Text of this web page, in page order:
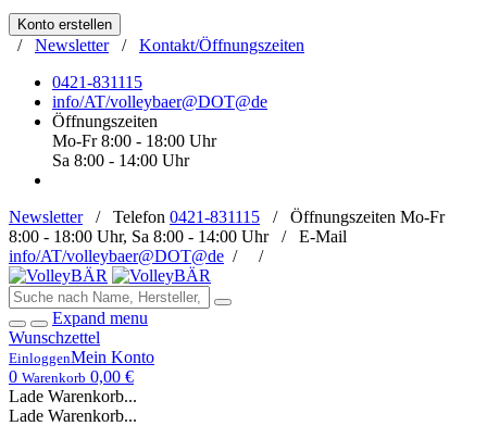
Konto erstellen
/ Newsletter/ Kontakt/Öffnungszeiten
0421-831115
info/AT/volleybaer@DOT@de
Öffnungszeiten
Mo-Fr 8:00 - 18:00 Uhr
Sa 8:00 - 14:00 Uhr
Newsletter/ Telefon 0421-831115 / Öffnungszeiten Mo-Fr
8:00 - 18:00 Uhr, Sa 8:00 - 14:00 Uhr / E-Mail
info/AT/volleybaer@DOT@de / /
Expand menu
Wunschzettel
EinloggenMein Konto
0 Warenkorb 0,00 €
Lade Warenkorb...
Lade Warenkorb...